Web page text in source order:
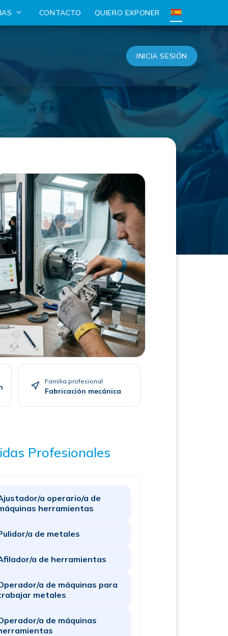
CONTACTO QUIERO EXPONER
INICIA SESIÓN
Familia profesional
Fabricación mecánica
Profesionales
a operario/a de
herramientas
a de metales
a de herramientas
a de máquinas para
metales
a de máquinas